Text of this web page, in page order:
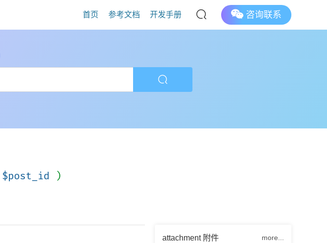
首页 参考文档 开发手册 咨询联系
$post_id )
attachment 附件 more...